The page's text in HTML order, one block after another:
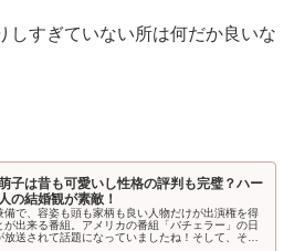
しすぎていない所は何だか良いな
子は昔も可愛いし性格の評判も完璧？ハー
の結婚観が素敵！
備で、容姿も頭も家柄も良い人物だけが出演権を得
が出来る番組。アメリカの番組「バチェラー」の日
放送されて話題になっていましたね！そして、その